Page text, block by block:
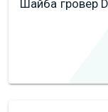
Шайба гровер